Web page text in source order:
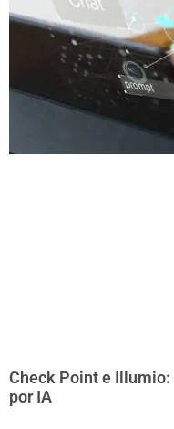
Check Point e
por IA